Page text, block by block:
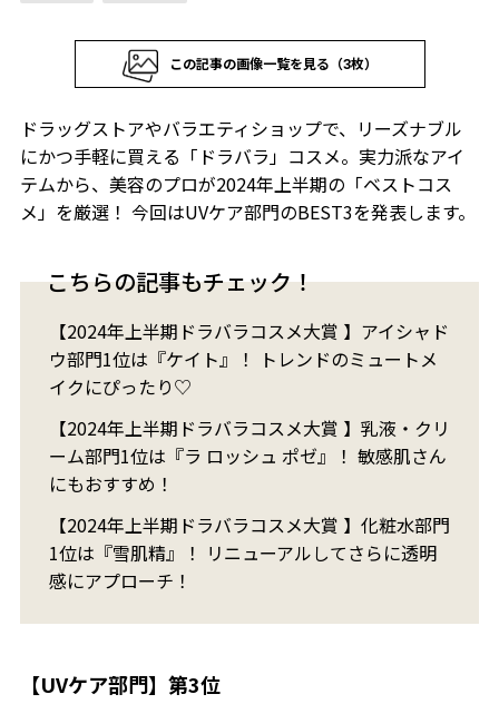
この記事の画像一覧を見る（3枚）
ドラッグストアやバラエティショップで、リーズナブル
にかつ手軽に買える「ドラバラ」コスメ。実力派なアイ
テムから、美容のプロが2024年上半期の「ベストコス
メ」を厳選！ 今回はUVケア部門のBEST3を発表します。
こちらの記事もチェック！
【2024年上半期ドラバラコスメ大賞 】アイシャド
ウ部門1位は『ケイト』！ トレンドのミュートメ
イクにぴったり♡
【2024年上半期ドラバラコスメ大賞 】乳液・クリ
ーム部門1位は『ラ ロッシュ ポゼ』！ 敏感肌さん
にもおすすめ！
【2024年上半期ドラバラコスメ大賞 】化粧水部門
1位は『雪肌精』！ リニューアルしてさらに透明
感にアプローチ！
【UVケア部門】第3位